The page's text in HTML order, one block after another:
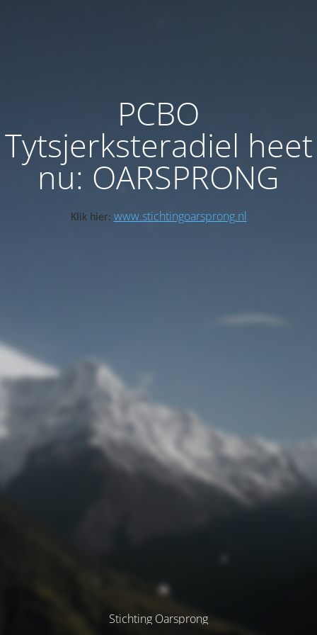
PCBO
Tytsjerksteradiel heet
nu: OARSPRONG
Klik hier: www.stichtingoarsprong.nl
Stichting Oarsprong